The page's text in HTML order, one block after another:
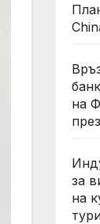
на
за
на